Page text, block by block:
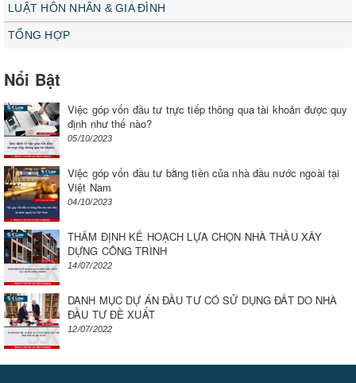
LUẬT HÔN NHÂN & GIA ĐÌNH
TỔNG HỢP
Nổi Bật
Việc góp vốn đầu tư trực tiếp thông qua tài khoản được quy
định như thế nào?
05/10/2023
Việc góp vốn đầu tư bằng tiền của nhà đầu nước ngoài tại
Việt Nam
04/10/2023
THẨM ĐỊNH KẾ HOẠCH LỰA CHỌN NHÀ THẦU XÂY
DỰNG CÔNG TRÌNH
14/07/2022
DANH MỤC DỰ ÁN ĐẦU TƯ CÓ SỬ DỤNG ĐẤT DO NHÀ
ĐẦU TƯ ĐỀ XUẤT
12/07/2022